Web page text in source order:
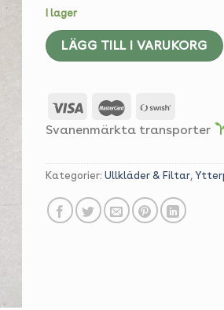
I lager
LÄGG TILL I VARUKORG
Svanenmärkta transporter
Kategorier: Ullkläder & Filtar,